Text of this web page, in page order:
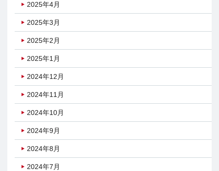
2025年4月
2025年3月
2025年2月
2025年1月
2024年12月
2024年11月
2024年10月
2024年9月
2024年8月
2024年7月